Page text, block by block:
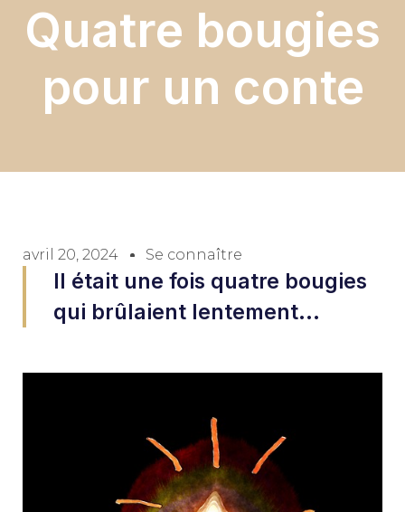
Quatre bougies
pour un conte
avril 20, 2024 Se connaître
Il était une fois quatre bougies
qui brûlaient lentement...